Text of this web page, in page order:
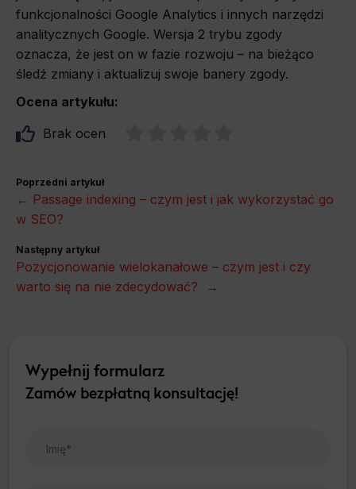
Wypełnij formularz
Zamów bezpłatną konsultację!
funkcjonalności Google Analytics i innych narzędzi
analitycznych Google. Wersja 2 trybu zgody
oznacza, że jest on w fazie rozwoju – na bieżąco
śledź zmiany i aktualizuj swoje banery zgody.
Ocena artykułu:
Brak ocen
Poprzedni artykuł
← Passage indexing – czym jest i jak wykorzystać go
w SEO?
Następny artykuł
Pozycjonowanie wielokanałowe – czym jest i czy
warto się na nie zdecydować? →